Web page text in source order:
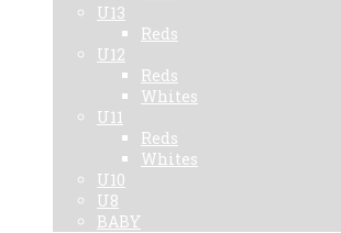
U13
Reds
U12
Reds
Whites
U11
Reds
Whites
U10
U8
BABY